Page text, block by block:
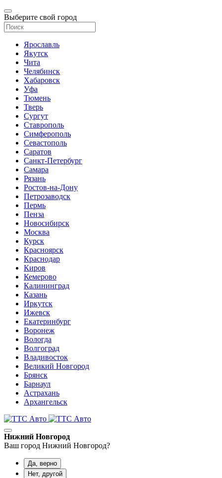
Выберите свой город
Ярославль
Якутск
Чита
Челябинск
Хабаровск
Уфа
Тюмень
Тверь
Сургут
Ставрополь
Симферополь
Севастополь
Саратов
Санкт-Петербург
Самара
Рязань
Ростов-на-Дону
Петрозаводск
Пермь
Пенза
Новосибирск
Москва
Курск
Красноярск
Краснодар
Киров
Кемерово
Калининград
Казань
Иркутск
Ижевск
Екатеринбург
Воронеж
Вологда
Волгоград
Владивосток
Великий Новгород
Брянск
Барнаул
Астрахань
Архангельск
Нижний Новгород
Ваш город Нижний Новгород?
Да, верно
Нет, другой